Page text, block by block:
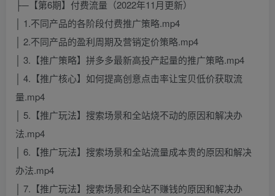
├─【第6期】付费流量（2022年11月更新）
│ 1.不同产品的各阶段付费推广策略.mp4
│ 2.不同产品的盈利周期及营销定价策略.mp4
│ 3.【推广策略】拼多多最新高投产起量的推广策略.mp4
│ 4.【推广核心】如何提高创意点击率让宝贝低价获取流
量.mp4
│ 5.【推广玩法】搜索场景和全站烧不动的原因和解决办
法.mp4
│ 6.【推广玩法】搜索场景和全站流量成本贵的原因和解决
办法.mp4
│ 7.【推广玩法】搜索场景和全站不赚钱的原因和解决办